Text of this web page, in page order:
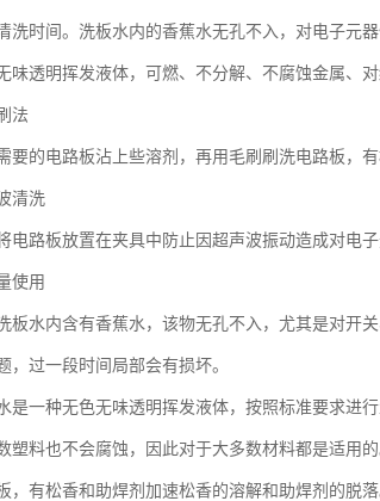
洗时间。洗板水内的香蕉水无孔不入，对电子元
味透明挥发液体，可燃、不分解、不腐蚀金属、
法
要的电路板沾上些溶剂，再用毛刷刷洗电路板，
清洗
电路板放置在夹具中防止因超声波振动造成对电
使用
板水内含有香蕉水，该物无孔不入，尤其是对开
，过一段时间局部会有损坏。
是一种无色无味透明挥发液体，按照标准要求进
塑料也不会腐蚀，因此对于大多数材料都是适用
，有松香和助焊剂加速松香的溶解和助焊剂的脱落